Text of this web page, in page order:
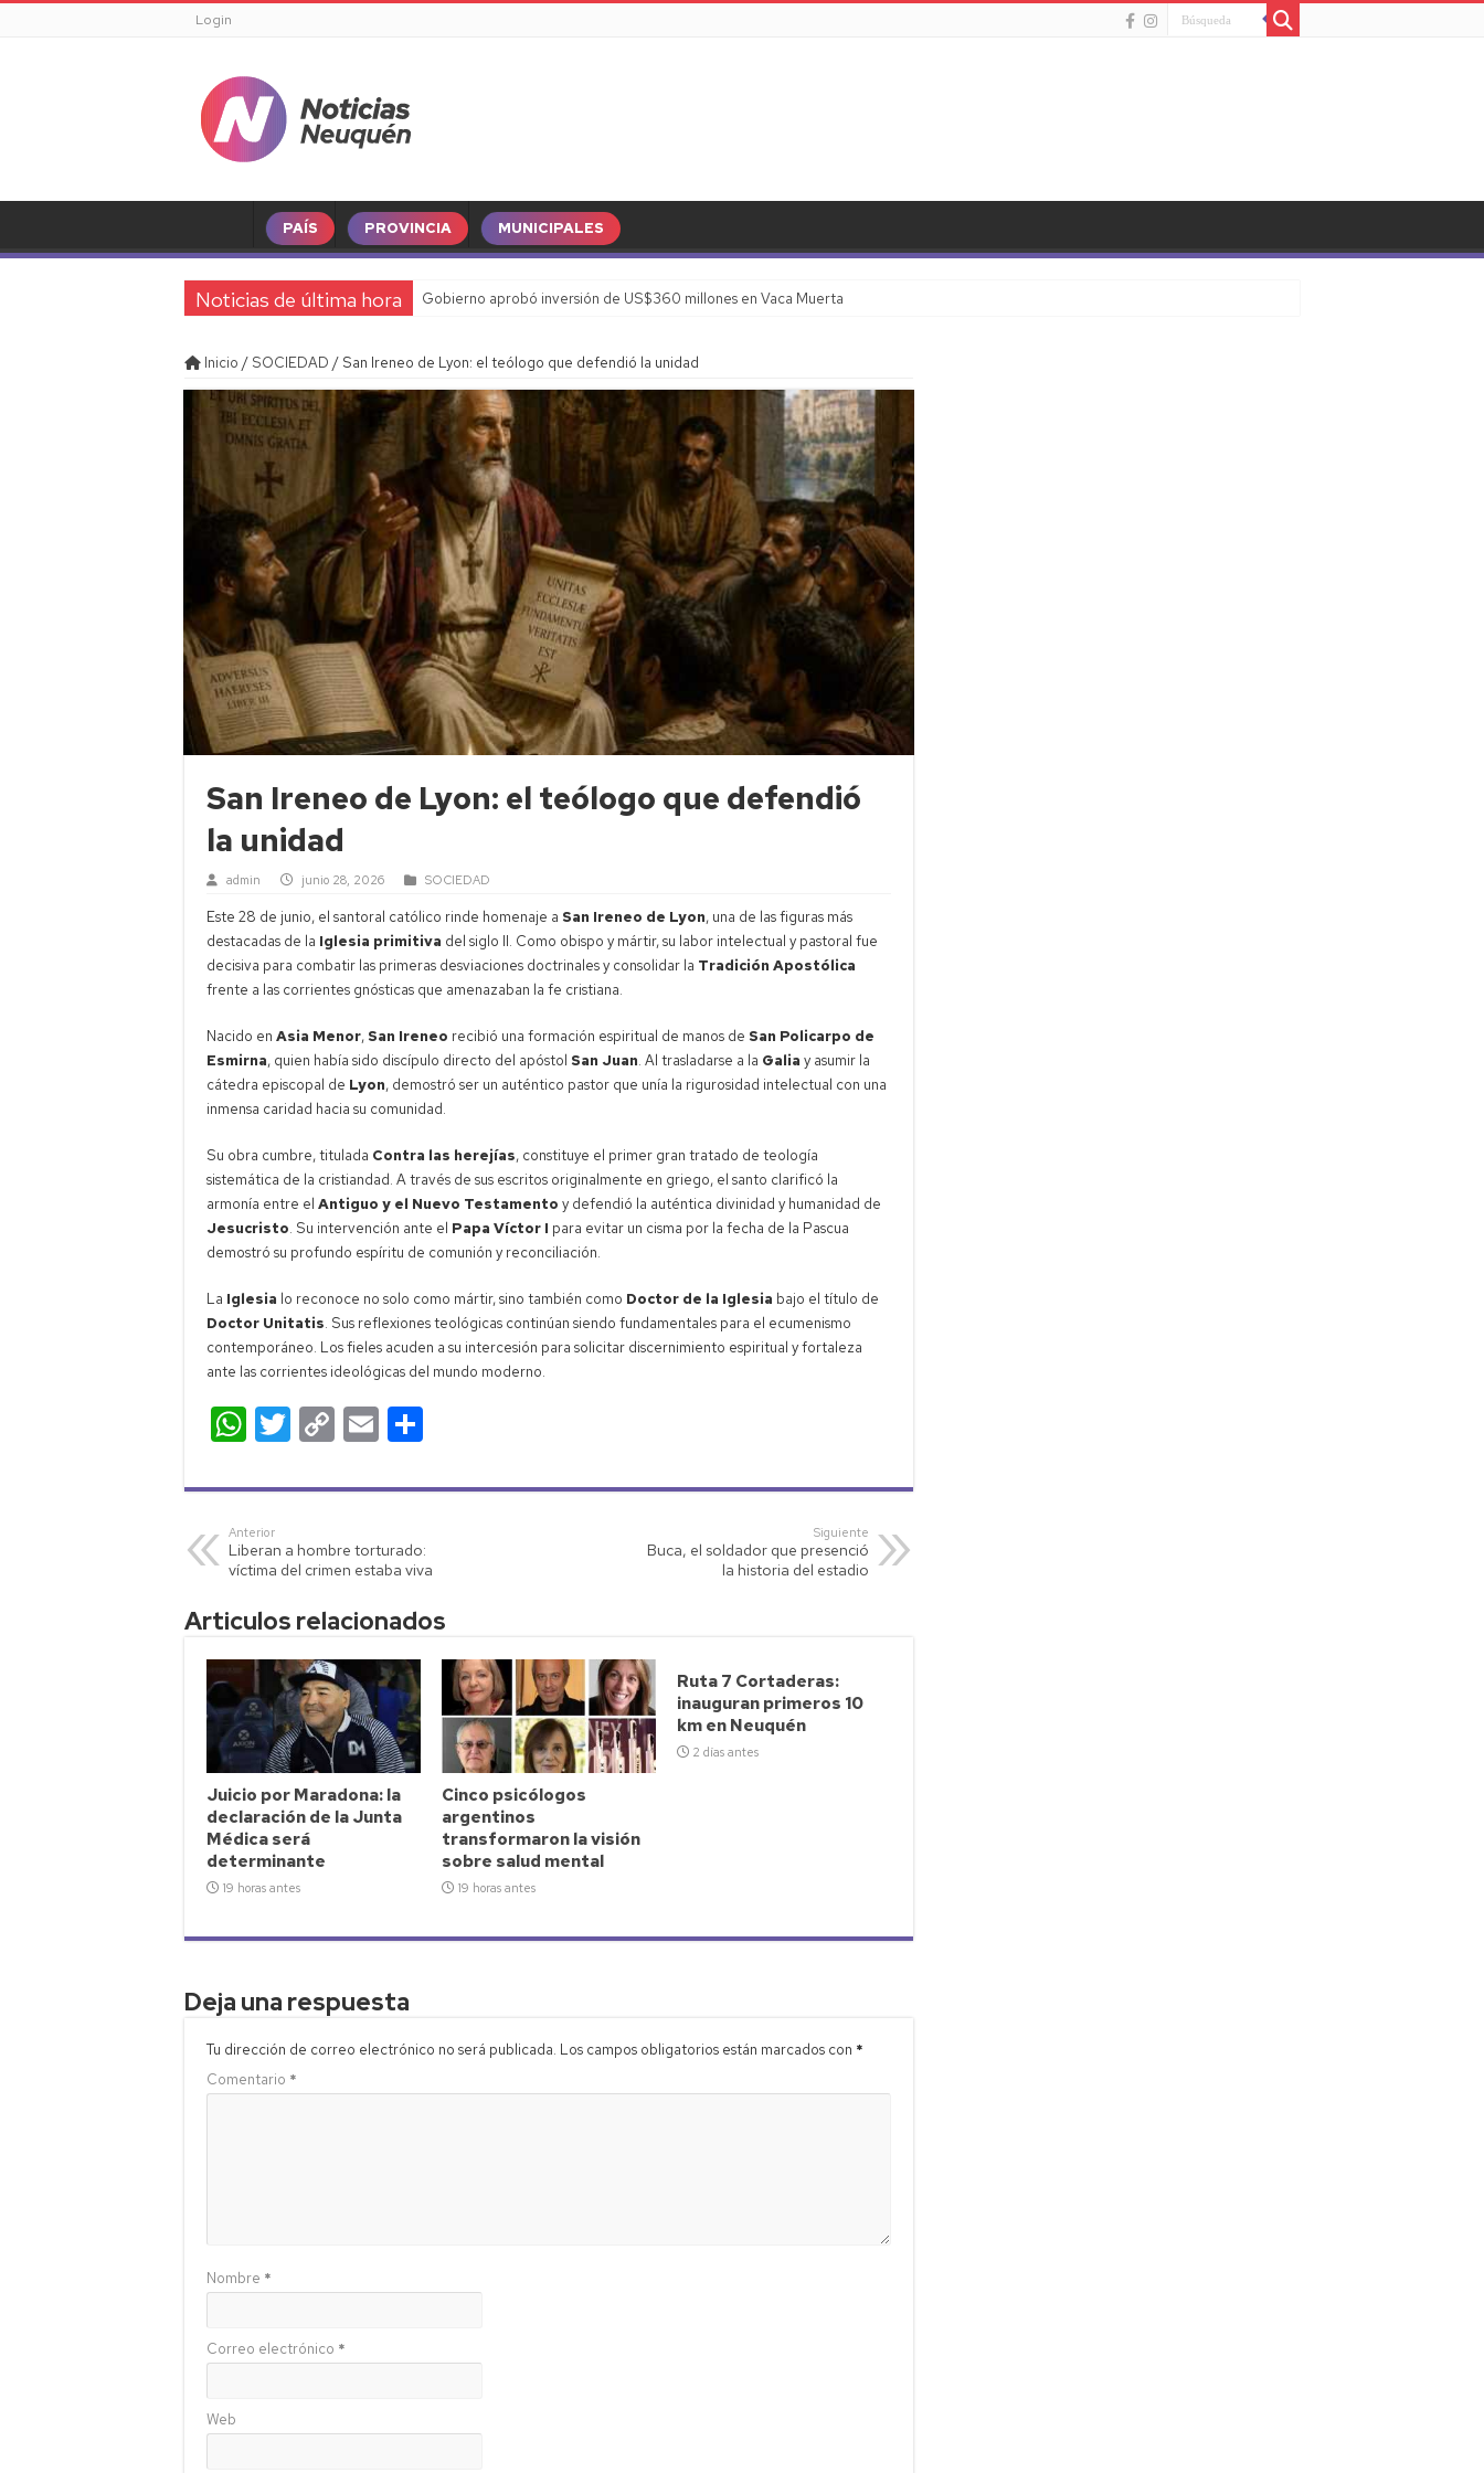
Login
PAÍS PROVINCIA MUNICIPALES
Noticias de última hora Gobierno aprobó inversión de US$360 millones en Vaca Muerta
Inicio / SOCIEDAD / San Ireneo de Lyon: el teólogo que defendió la unidad
San Ireneo de Lyon: el teólogo que defendió
la unidad
admin junio 28, 2026 SOCIEDAD
Este 28 de junio, el santoral católico rinde homenaje a San Ireneo de Lyon, una de las figuras más
destacadas de la Iglesia primitiva del siglo II. Como obispo y mártir, su labor intelectual y pastoral fue
decisiva para combatir las primeras desviaciones doctrinales y consolidar la Tradición Apostólica
frente a las corrientes gnósticas que amenazaban la fe cristiana.
Nacido en Asia Menor, San Ireneo recibió una formación espiritual de manos de San Policarpo de
Esmirna, quien había sido discípulo directo del apóstol San Juan. Al trasladarse a la Galia y asumir la
cátedra episcopal de Lyon, demostró ser un auténtico pastor que unía la rigurosidad intelectual con una
inmensa caridad hacia su comunidad.
Su obra cumbre, titulada Contra las herejías, constituye el primer gran tratado de teología
sistemática de la cristiandad. A través de sus escritos originalmente en griego, el santo clarificó la
armonía entre el Antiguo y el Nuevo Testamento y defendió la auténtica divinidad y humanidad de
Jesucristo. Su intervención ante el Papa Víctor I para evitar un cisma por la fecha de la Pascua
demostró su profundo espíritu de comunión y reconciliación.
La Iglesia lo reconoce no solo como mártir, sino también como Doctor de la Iglesia bajo el título de
Doctor Unitatis. Sus reflexiones teológicas continúan siendo fundamentales para el ecumenismo
contemporáneo. Los fieles acuden a su intercesión para solicitar discernimiento espiritual y fortaleza
ante las corrientes ideológicas del mundo moderno.
W
at
s
A
p
p
T
tt
C
p
Li
nk
E
ail m
ar
Anterior
Liberan a hombre torturado:
víctima del crimen estaba viva
Siguiente
Buca, el soldador que presenció
la historia del estadio
Articulos relacionados
Juicio por Maradona: la
declaración de la Junta
Médica será
determinante
19 horas antes
Cinco psicólogos
argentinos
transformaron la visión
sobre salud mental
19 horas antes
Ruta 7 Cortaderas:
inauguran primeros 10
km en Neuquén
2 días antes
Deja una respuesta
Tu dirección de correo electrónico no será publicada. Los campos obligatorios están marcados con *
Comentario *
Nombre *
Correo electrónico *
Web